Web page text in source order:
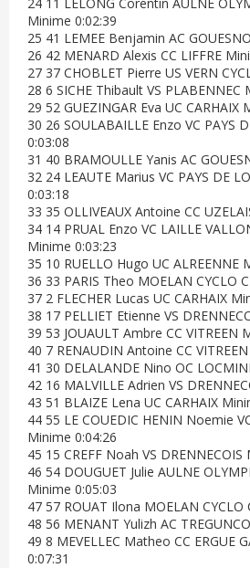
Minime 0:02:39
25 41 LEMEE Benjamin AC
26 42 MENARD Alexis CC LIFFRE
27 37 CHOBLET Pierre US VERN
28 6 SICHE Thibault VS PLABENNEC
29 52 GUEZINGAR Eva UC CARHAIX
30 26 SOULABAILLE Enzo VC PAYS
0:03:08
31 40 BRAMOULLE Yanis AC
32 24 LEAUTE Marius VC PAYS DE
0:03:18
33 35 OLLIVEAUX Antoine CC
34 14 PRUAL Enzo VC LAILLE
Minime 0:03:23
35 10 RUELLO Hugo UC ALREENNE
36 33 PARIS Theo MOELAN CYCLO
37 2 FLECHER Lucas UC CARHAIX
38 17 PELLIET Etienne VS
39 53 JOUAULT Ambre CC VITREEN
40 7 RENAUDIN Antoine CC
41 30 DELALANDE Nino OC
42 16 MALVILLE Adrien VS
43 51 BLAIZE Lena UC CARHAIX
44 55 LE COUEDIC HENIN Noemie
Minime 0:04:26
45 15 CREFF Noah VS DRENNECOIS
46 54 DOUGUET Julie AULNE
Minime 0:05:03
47 57 ROUAT Ilona MOELAN
48 56 MENANT Yulizh AC
49 8 MEVELLEC Matheo CC ERGUE
0:07:31